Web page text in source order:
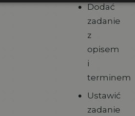
Dodać
zadanie
z
opisem
i
terminem
Ustawić
zadanie